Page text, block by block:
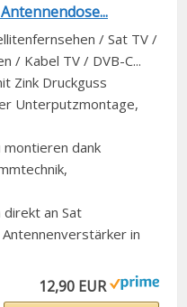
/ Sat TV /
/ Kabel TV / DVB-C...
Zink Druckguss
Unterputzmontage,
montieren dank
an Sat
in
12,90 EUR